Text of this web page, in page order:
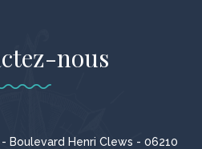
nous
Boulevard Henri Clews - 06210